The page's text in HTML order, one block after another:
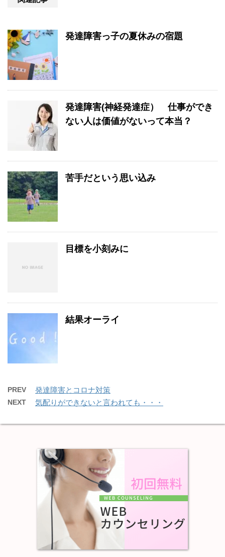
発達障害っ子の夏休みの宿題
発達障害(神経発達症） 仕事ができ
ない人は価値がないって本当？
苦手だという思い込み
目標を小刻みに
結果オーライ
PREV 発達障害とコロナ対策
NEXT 気配りができないと言われても・・・